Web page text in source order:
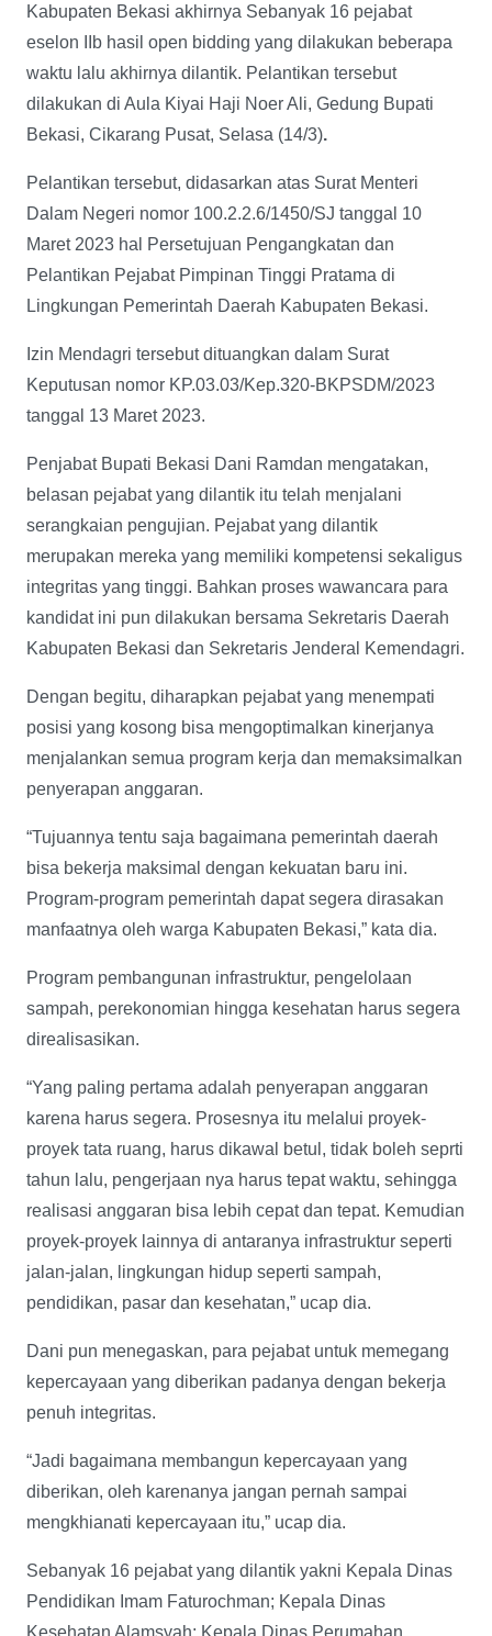
Kabupaten Bekasi akhirnya Sebanyak 16 pejabat
eselon IIb hasil open bidding yang dilakukan beberapa
waktu lalu akhirnya dilantik. Pelantikan tersebut
dilakukan di Aula Kiyai Haji Noer Ali, Gedung Bupati
Bekasi, Cikarang Pusat, Selasa (14/3).
Pelantikan tersebut, didasarkan atas Surat Menteri
Dalam Negeri nomor 100.2.2.6/1450/SJ tanggal 10
Maret 2023 hal Persetujuan Pengangkatan dan
Pelantikan Pejabat Pimpinan Tinggi Pratama di
Lingkungan Pemerintah Daerah Kabupaten Bekasi.
Izin Mendagri tersebut dituangkan dalam Surat
Keputusan nomor KP.03.03/Kep.320-BKPSDM/2023
tanggal 13 Maret 2023.
Penjabat Bupati Bekasi Dani Ramdan mengatakan,
belasan pejabat yang dilantik itu telah menjalani
serangkaian pengujian. Pejabat yang dilantik
merupakan mereka yang memiliki kompetensi sekaligus
integritas yang tinggi. Bahkan proses wawancara para
kandidat ini pun dilakukan bersama Sekretaris Daerah
Kabupaten Bekasi dan Sekretaris Jenderal Kemendagri.
Dengan begitu, diharapkan pejabat yang menempati
posisi yang kosong bisa mengoptimalkan kinerjanya
menjalankan semua program kerja dan memaksimalkan
penyerapan anggaran.
“Tujuannya tentu saja bagaimana pemerintah daerah
bisa bekerja maksimal dengan kekuatan baru ini.
Program-program pemerintah dapat segera dirasakan
manfaatnya oleh warga Kabupaten Bekasi,” kata dia.
Program pembangunan infrastruktur, pengelolaan
sampah, perekonomian hingga kesehatan harus segera
direalisasikan.
“Yang paling pertama adalah penyerapan anggaran
karena harus segera. Prosesnya itu melalui proyek-
proyek tata ruang, harus dikawal betul, tidak boleh seprti
tahun lalu, pengerjaan nya harus tepat waktu, sehingga
realisasi anggaran bisa lebih cepat dan tepat. Kemudian
proyek-proyek lainnya di antaranya infrastruktur seperti
jalan-jalan, lingkungan hidup seperti sampah,
pendidikan, pasar dan kesehatan,” ucap dia.
Dani pun menegaskan, para pejabat untuk memegang
kepercayaan yang diberikan padanya dengan bekerja
penuh integritas.
“Jadi bagaimana membangun kepercayaan yang
diberikan, oleh karenanya jangan pernah sampai
mengkhianati kepercayaan itu,” ucap dia.
Sebanyak 16 pejabat yang dilantik yakni Kepala Dinas
Pendidikan Imam Faturochman; Kepala Dinas
Kesehatan Alamsyah; Kepala Dinas Perumahan